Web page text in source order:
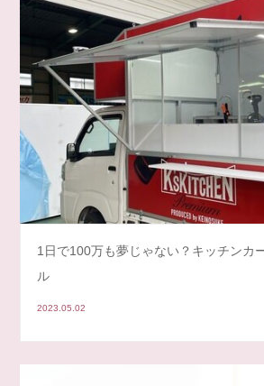
1日で100万も夢じゃない？キッチンカ
ル
2023.05.02